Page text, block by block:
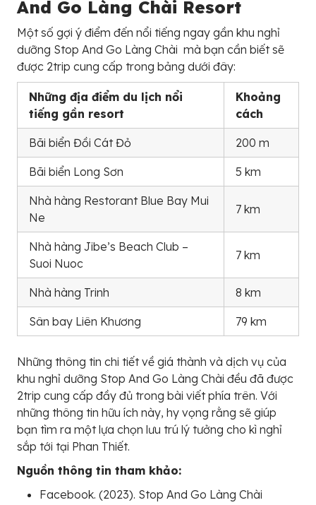
And Go Làng Chài Resort
Một số gợi ý điểm đến nổi tiếng ngay gần khu nghỉ
dưỡng Stop And Go Làng Chài mà bạn cần biết sẽ
được 2trip cung cấp trong bảng dưới đây:
Những địa điểm du lịch nổi
tiếng gần resort
Khoảng
cách
Bãi biển Đồi Cát Đỏ 200 m
Bãi biển Long Sơn 5 km
Nhà hàng Restorant Blue Bay Mui
Ne
7 km
Nhà hàng Jibe’s Beach Club –
Suoi Nuoc
7 km
Nhà hàng Trinh 8 km
Sân bay Liên Khương 79 km
Những thông tin chi tiết về giá thành và dịch vụ của
khu nghỉ dưỡng Stop And Go Làng Chài đều đã được
2trip cung cấp đầy đủ trong bài viết phía trên. Với
những thông tin hữu ích này, hy vọng rằng sẽ giúp
bạn tìm ra một lựa chọn lưu trú lý tưởng cho kì nghỉ
sắp tới tại Phan Thiết.
Nguồn thông tin tham khảo:
Facebook. (2023). Stop And Go Làng Chài